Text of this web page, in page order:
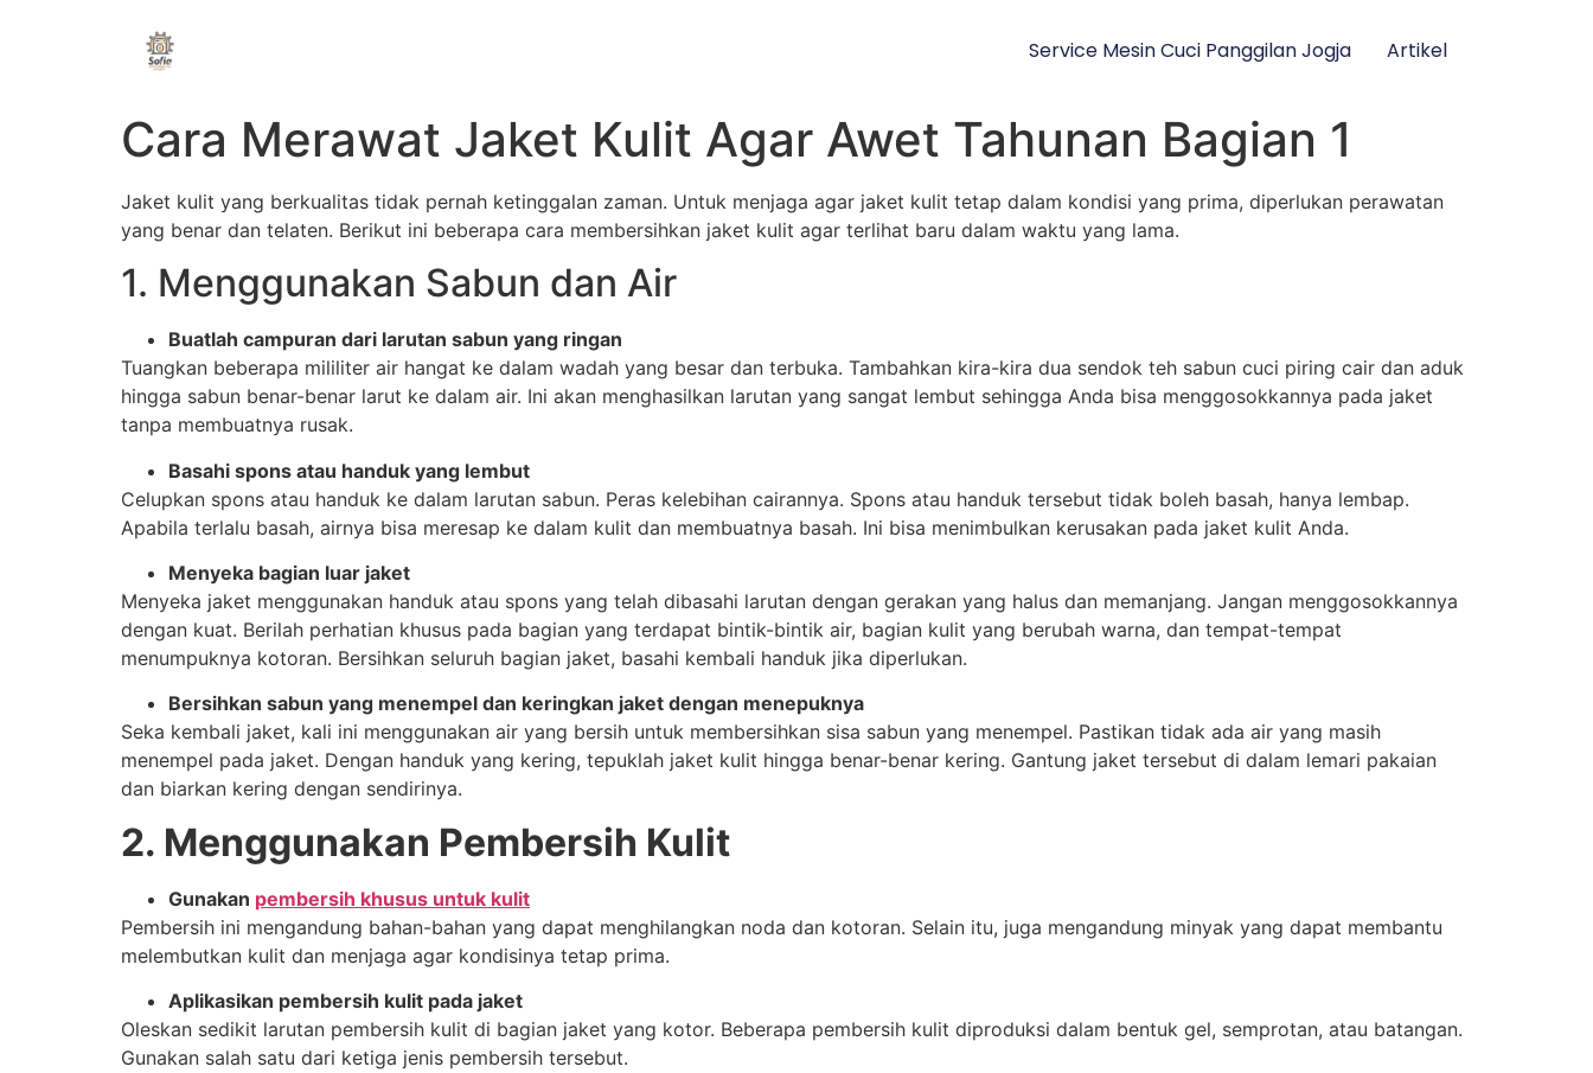
Service Mesin Cuci Panggilan Jogja Artikel
Cara Merawat Jaket Kulit Agar Awet Tahunan Bagian 1
Jaket kulit yang berkualitas tidak pernah ketinggalan zaman. Untuk menjaga agar jaket kulit tetap dalam kondisi yang prima, diperlukan perawatan
yang benar dan telaten. Berikut ini beberapa cara membersihkan jaket kulit agar terlihat baru dalam waktu yang lama.
1. Menggunakan Sabun dan Air
Buatlah campuran dari larutan sabun yang ringan
Tuangkan beberapa mililiter air hangat ke dalam wadah yang besar dan terbuka. Tambahkan kira-kira dua sendok teh sabun cuci piring cair dan aduk
hingga sabun benar-benar larut ke dalam air. Ini akan menghasilkan larutan yang sangat lembut sehingga Anda bisa menggosokkannya pada jaket
tanpa membuatnya rusak.
Basahi spons atau handuk yang lembut
Celupkan spons atau handuk ke dalam larutan sabun. Peras kelebihan cairannya. Spons atau handuk tersebut tidak boleh basah, hanya lembap.
Apabila terlalu basah, airnya bisa meresap ke dalam kulit dan membuatnya basah. Ini bisa menimbulkan kerusakan pada jaket kulit Anda.
Menyeka bagian luar jaket
Menyeka jaket menggunakan handuk atau spons yang telah dibasahi larutan dengan gerakan yang halus dan memanjang. Jangan menggosokkannya
dengan kuat. Berilah perhatian khusus pada bagian yang terdapat bintik-bintik air, bagian kulit yang berubah warna, dan tempat-tempat
menumpuknya kotoran. Bersihkan seluruh bagian jaket, basahi kembali handuk jika diperlukan.
Bersihkan sabun yang menempel dan keringkan jaket dengan menepuknya
Seka kembali jaket, kali ini menggunakan air yang bersih untuk membersihkan sisa sabun yang menempel. Pastikan tidak ada air yang masih
menempel pada jaket. Dengan handuk yang kering, tepuklah jaket kulit hingga benar-benar kering. Gantung jaket tersebut di dalam lemari pakaian
dan biarkan kering dengan sendirinya.
2. Menggunakan Pembersih Kulit
Gunakan pembersih khusus untuk kulit
Pembersih ini mengandung bahan-bahan yang dapat menghilangkan noda dan kotoran. Selain itu, juga mengandung minyak yang dapat membantu
melembutkan kulit dan menjaga agar kondisinya tetap prima.
Aplikasikan pembersih kulit pada jaket
Oleskan sedikit larutan pembersih kulit di bagian jaket yang kotor. Beberapa pembersih kulit diproduksi dalam bentuk gel, semprotan, atau batangan.
Gunakan salah satu dari ketiga jenis pembersih tersebut.